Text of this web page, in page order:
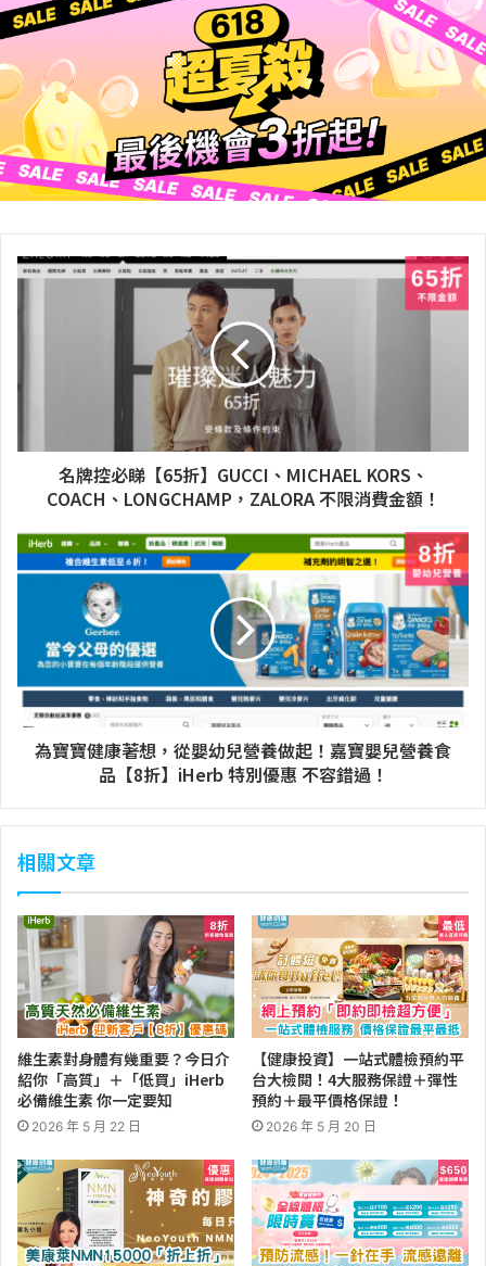
名牌控必睇【65折】GUCCI、MICHAEL KORS、
COACH、LONGCHAMP，ZALORA 不限消費金額！
為寶寶健康著想，從嬰幼兒營養做起！嘉寶嬰兒營養食
品【8折】iHerb 特別優惠 不容錯過！
相關文章
維生素對身體有幾重要？今日介
紹你「高質」＋「低買」iHerb
必備維生素 你一定要知
2026 年 5 月 22 日
【健康投資】一站式體檢預約平
台大檢閱！4大服務保證＋彈性
預約＋最平價格保證！
2026 年 5 月 20 日